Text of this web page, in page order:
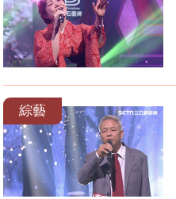
綜藝